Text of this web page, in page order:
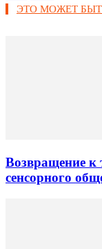
ЭТО МОЖЕТ
Возвращение к
сенсорного